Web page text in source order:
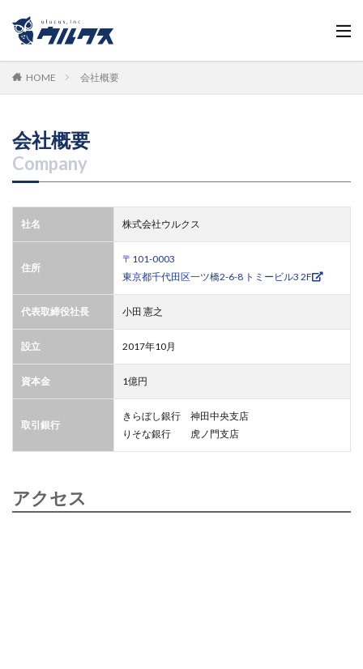
HOME 会社概要
会社概要
Company
社名 株式会社ウルクス
住所
〒101-0003
東京都千代田区一ツ橋2-6-8 トミービル3 2F
代表取締役社長 小田 憲之
設立 2017年10月
資本金 1億円
取引銀行
きらぼし銀行 神田中央支店
りそな銀行 虎ノ門支店
アクセス